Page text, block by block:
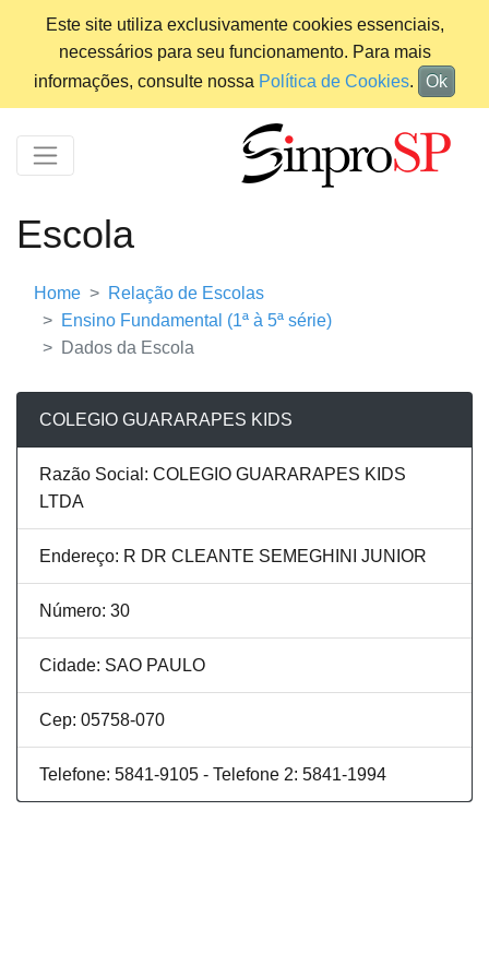
Este site utiliza exclusivamente cookies essenciais,
necessários para seu funcionamento. Para mais
informações, consulte nossa Política de Cookies. Ok
Escola
Home
Relação de Escolas
Ensino Fundamental (1ª à 5ª série)
Dados da Escola
COLEGIO GUARARAPES KIDS
Razão Social: COLEGIO GUARARAPES KIDS
LTDA
Endereço: R DR CLEANTE SEMEGHINI JUNIOR
Número: 30
Cidade: SAO PAULO
Cep: 05758-070
Telefone: 5841-9105 - Telefone 2: 5841-1994